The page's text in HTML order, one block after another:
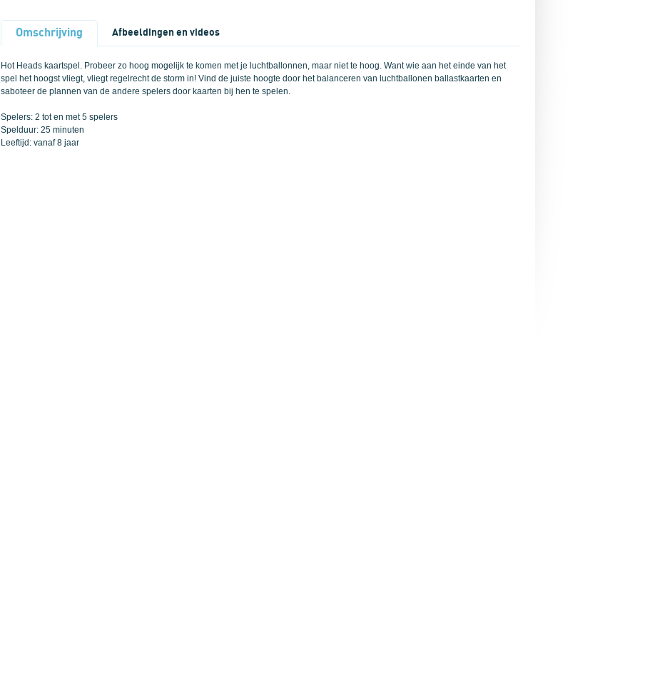
Omschrijving Afbeeldingen en videos
Hot Heads kaartspel. Probeer zo hoog mogelijk te komen met je luchtballonnen, maar niet te hoog. Want wie aan het einde van het
spel het hoogst vliegt, vliegt regelrecht de storm in! Vind de juiste hoogte door het balanceren van luchtballonen ballastkaarten en
saboteer de plannen van de andere spelers door kaarten bij hen te spelen.
Spelers: 2 tot en met 5 spelers
Spelduur: 25 minuten
Leeftijd: vanaf 8 jaar